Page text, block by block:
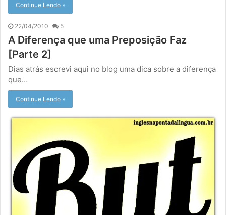
Continue Lendo »
22/04/2010 5
A Diferença que uma Preposição Faz
[Parte 2]
Dias atrás escrevi aqui no blog uma dica sobre a diferença
que…
Continue Lendo »